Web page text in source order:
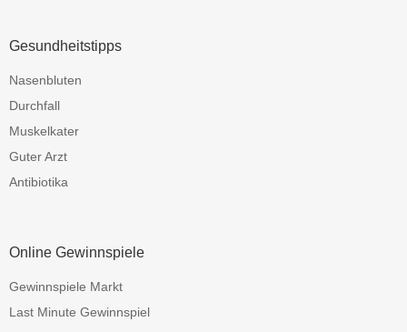
Gesundheitstipps
Nasenbluten
Durchfall
Muskelkater
Guter Arzt
Antibiotika
Online Gewinnspiele
Gewinnspiele Markt
Last Minute Gewinnspiel